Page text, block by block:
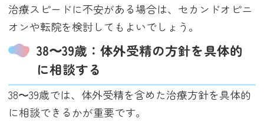
治療スピードに不安がある場合は、セカンドオピニ
オンや転院を検討してもよいでしょう。
38〜39歳：体外受精の方針を具体的
に相談する
38〜39歳では、体外受精を含めた治療方針を具体的
に相談できるかが重要です。